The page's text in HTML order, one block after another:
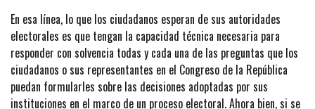
En esa línea, lo que los ciudadanos esperan de sus autoridades
electorales es que tengan la capacidad técnica necesaria para
responder con solvencia todas y cada una de las preguntas que los
ciudadanos o sus representantes en el Congreso de la República
puedan formularles sobre las decisiones adoptadas por sus
instituciones en el marco de un proceso electoral. Ahora bien, si se